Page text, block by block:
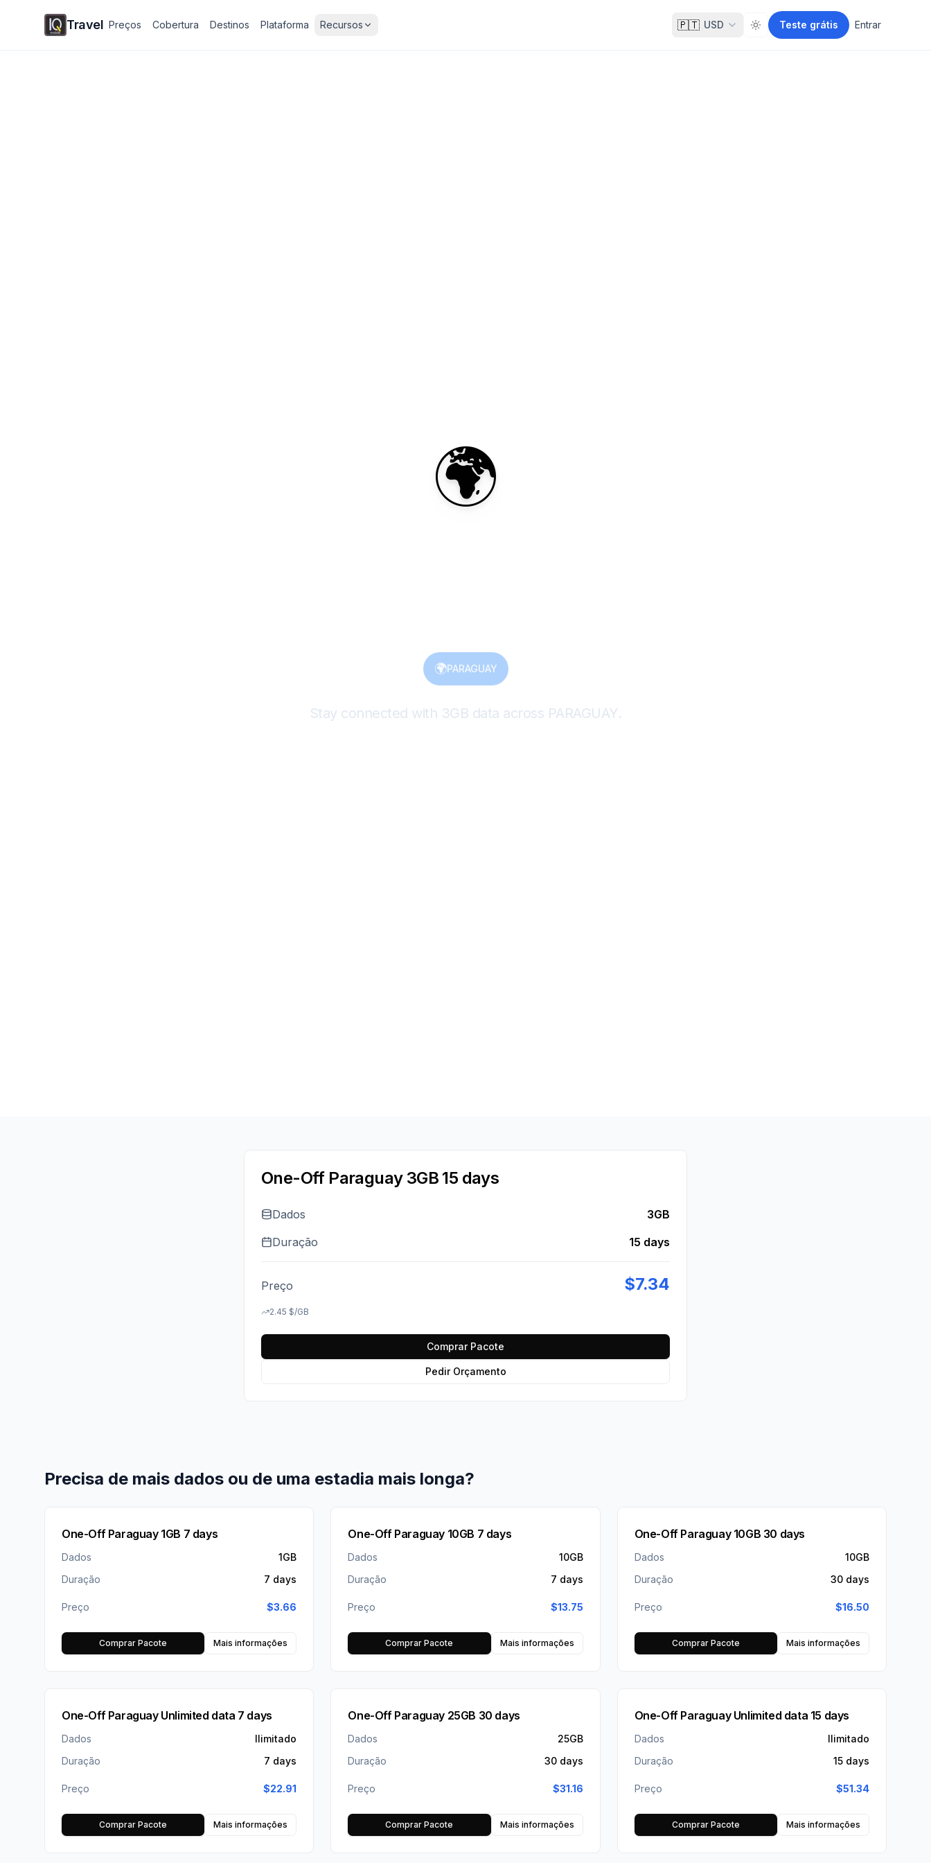
Travel Preços Cobertura Destinos Plataforma Recursos 🇵🇹 USD
Toggle theme
Teste grátis Entrar
🌍
🌍PARAGUAY
Stay connected with 3GB data across PARAGUAY.
One-Off Paraguay 3GB 15 days
Dados
3GB
Duração
15 days
Preço $7.34
2.45 $/GB
Comprar Pacote
Pedir Orçamento
Precisa de mais dados ou de uma estadia mais longa?
One-Off Paraguay 1GB 7 days
Dados
1GB
Duração
7 days
Preço $3.66
Comprar Pacote Mais informações
One-Off Paraguay 10GB 7 days
Dados
10GB
Duração
7 days
Preço $13.75
Comprar Pacote Mais informações
One-Off Paraguay 10GB 30 days
Dados
10GB
Duração
30 days
Preço $16.50
Comprar Pacote Mais informações
One-Off Paraguay Unlimited data 7 days
Dados
Ilimitado
Duração
7 days
Preço $22.91
Comprar Pacote Mais informações
One-Off Paraguay 25GB 30 days
Dados
25GB
Duração
30 days
Preço $31.16
Comprar Pacote Mais informações
One-Off Paraguay Unlimited data 15 days
Dados
Ilimitado
Duração
15 days
Preço $51.34
Comprar Pacote Mais informações